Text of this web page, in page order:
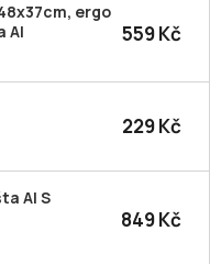
ergo
Al
559 Kč
229 Kč
Al S
849 Kč